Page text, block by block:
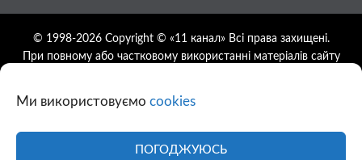
Ми використовуємо cookies
ПОГОДЖУЮСЬ
© 1998-2026 Copyright © «11 канал» Всі права захищені.
При повному або частковому використанні матеріалів сайту
дозволяється за умови посилання на джерело та прямого